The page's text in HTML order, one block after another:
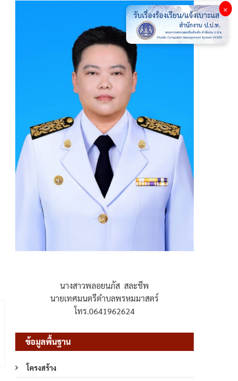
นางสาวพลอยนภัส สละชีพ
นายเทศมนตรีตำบลพรหมมาสตร์
โทร.0641962624
ข้อมูลพื้นฐาน
โครงสร้าง
×